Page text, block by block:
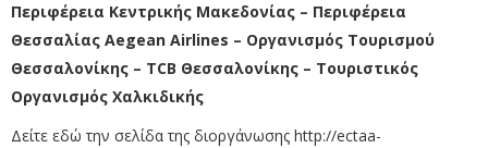
Περιφέρεια Κεντρικής Μακεδονίας – Περιφέρεια
Θεσσαλίας Aegean Airlines – Οργανισμός Τουρισμού
Θεσσαλονίκης – TCB Θεσσαλονίκης – Τουριστικός
Οργανισμός Χαλκιδικής
Δείτε εδώ την σελίδα της διοργάνωσης http://ectaa-